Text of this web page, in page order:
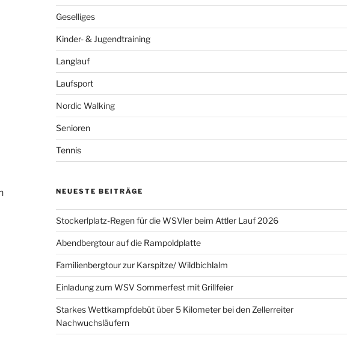
Geselliges
Kinder- & Jugendtraining
Langlauf
Laufsport
Nordic Walking
Senioren
Tennis
NEUESTE BEITRÄGE
Stockerlplatz-Regen für die WSVler beim Attler Lauf 2026
Abendbergtour auf die Rampoldplatte
Familienbergtour zur Karspitze/ Wildbichlalm
Einladung zum WSV Sommerfest mit Grillfeier
Starkes Wettkampfdebüt über 5 Kilometer bei den Zellerreiter
Nachwuchsläufern